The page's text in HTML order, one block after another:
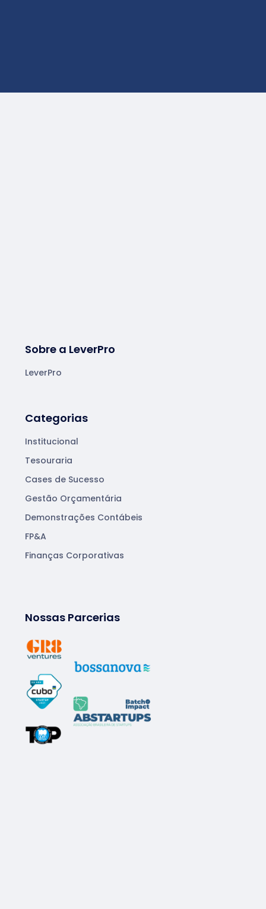
Sobre a LeverPro
LeverPro
Categorias
Institucional
Tesouraria
Cases de Sucesso
Gestão Orçamentária
Demonstrações Contábeis
FP&A
Finanças Corporativas
Nossas Parcerias